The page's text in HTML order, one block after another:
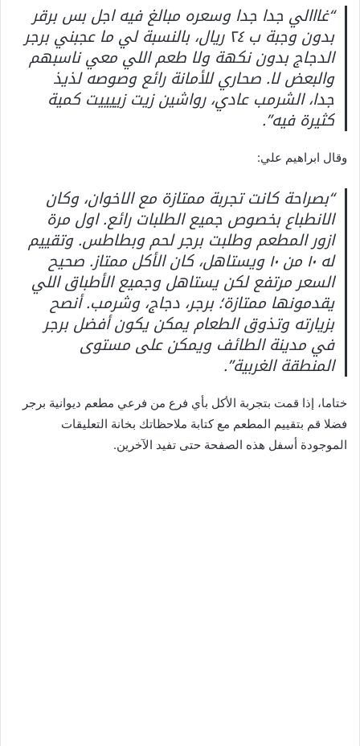
“غااالي جدا جدا وسعره مبالغ فيه اجل بس برقر
بدون وجبة ب ٢٤ ريال، بالنسبة لي ما عجبني برجر
الدجاج بدون نكهة ولا طعم اللي معي ناسبهم
والبعض لا. صحاري للأمانة رائع وصوصه لذيذ
جدا، الشرمب عادي، رواشين زيت زييييت كمية
كثيرة فيه”.
وقال ابراهيم علي:
“بصراحة كانت تجربة ممتازة مع الاخوان، وكان
الانطباع بخصوص جميع الطلبات رائع. اول مرة
ازور المطعم وطلبت برجر لحم وبطاطس. وتقييم
له ١٠ من ١٠ ويستاهل، كان الأكل ممتاز. صحيح
السعر مرتفع لكن يستاهل وجميع الأطباق اللي
يقدمونها ممتازة؛ برجر، دجاج، وشرمب. أنصح
بزيارته وتذوق الطعام يمكن يكون أفضل برجر
في مدينة الطائف ويمكن على مستوى
المنطقة الغربية”.
ختاما، إذا قمت بتجربة الأكل بأي فرع من فرعي مطعم ديوانية برجر
فضلا قم بتقييم المطعم مع كتابة ملاحظاتك بخانة التعليقات
الموجودة أسفل هذه الصفحة حتى تفيد الآخرين.